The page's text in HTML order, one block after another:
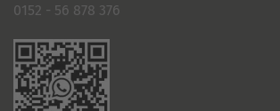
0152 - 56 878 376